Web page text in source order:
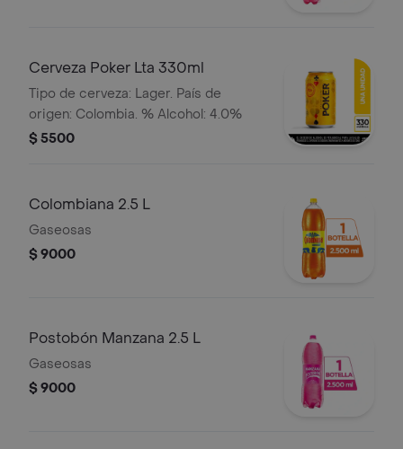
Cerveza Poker Lta 330ml
Tipo de cerveza: Lager. País de
origen: Colombia. % Alcohol: 4.0%
$ 5500
Colombiana 2.5 L
Gaseosas
$ 9000
Postobón Manzana 2.5 L
Gaseosas
$ 9000